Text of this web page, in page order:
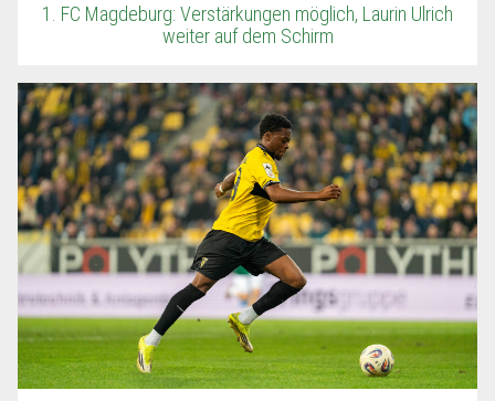
1. FC Magdeburg: Verstärkungen möglich, Laurin Ulrich
weiter auf dem Schirm